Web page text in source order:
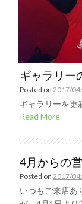
ギャラリー
Posted on 2017/
ギャラリーを更
Read More
4月からの
Posted on 2017/
いつもご来店あ